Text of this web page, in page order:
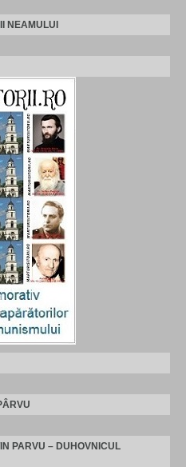
NEAMULUI
PARVU – DUHOVNICUL